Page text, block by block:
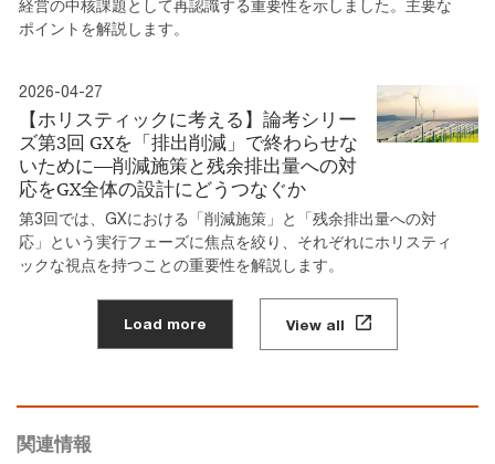
経営の中核課題として再認識する重要性を示しました。主要な
ポイントを解説します。
2026-04-27
【ホリスティックに考える】論考シリー
ズ第3回 GXを「排出削減」で終わらせな
いために―削減施策と残余排出量への対
応をGX全体の設計にどうつなぐか
第3回では、GXにおける「削減施策」と「残余排出量への対
応」という実行フェーズに焦点を絞り、それぞれにホリスティ
ックな視点を持つことの重要性を解説します。
Load more View all
関連情報